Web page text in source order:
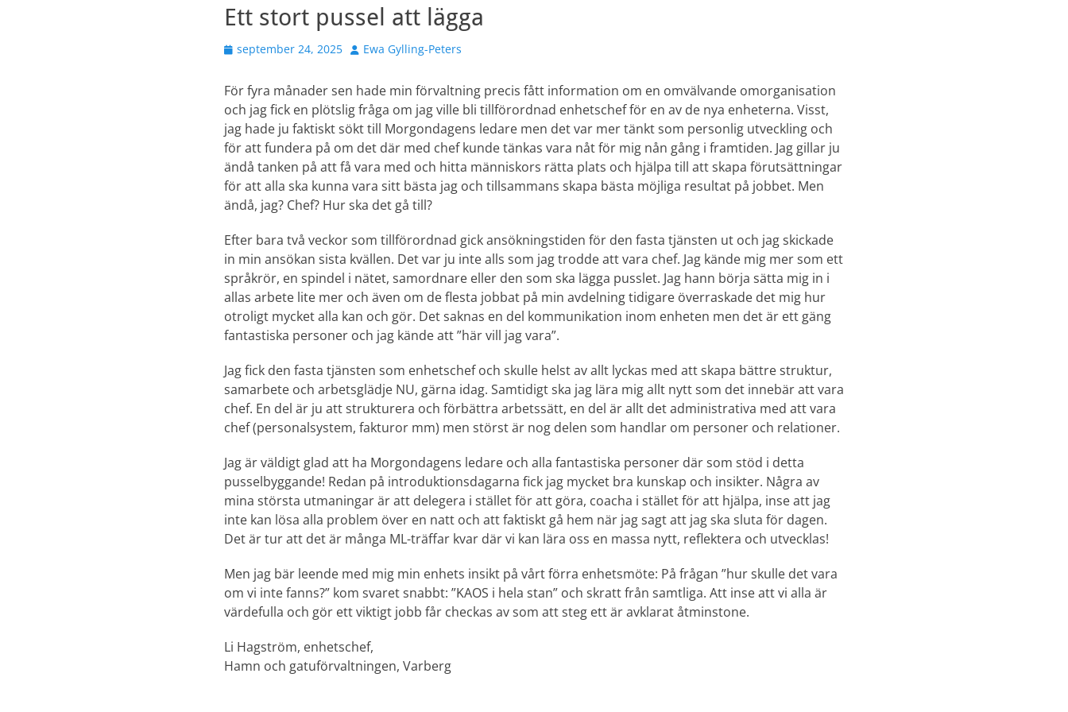
Ett stort pussel att lägga
Publicerad
september 24, 2025 Författare
Ewa Gylling-Peters
För fyra månader sen hade min förvaltning precis fått information om en omvälvande omorganisation
och jag fick en plötslig fråga om jag ville bli tillförordnad enhetschef för en av de nya enheterna. Visst,
jag hade ju faktiskt sökt till Morgondagens ledare men det var mer tänkt som personlig utveckling och
för att fundera på om det där med chef kunde tänkas vara nåt för mig nån gång i framtiden. Jag gillar ju
ändå tanken på att få vara med och hitta människors rätta plats och hjälpa till att skapa förutsättningar
för att alla ska kunna vara sitt bästa jag och tillsammans skapa bästa möjliga resultat på jobbet. Men
ändå, jag? Chef? Hur ska det gå till?
Efter bara två veckor som tillförordnad gick ansökningstiden för den fasta tjänsten ut och jag skickade
in min ansökan sista kvällen. Det var ju inte alls som jag trodde att vara chef. Jag kände mig mer som ett
språkrör, en spindel i nätet, samordnare eller den som ska lägga pusslet. Jag hann börja sätta mig in i
allas arbete lite mer och även om de flesta jobbat på min avdelning tidigare överraskade det mig hur
otroligt mycket alla kan och gör. Det saknas en del kommunikation inom enheten men det är ett gäng
fantastiska personer och jag kände att ”här vill jag vara”.
Jag fick den fasta tjänsten som enhetschef och skulle helst av allt lyckas med att skapa bättre struktur,
samarbete och arbetsglädje NU, gärna idag. Samtidigt ska jag lära mig allt nytt som det innebär att vara
chef. En del är ju att strukturera och förbättra arbetssätt, en del är allt det administrativa med att vara
chef (personalsystem, fakturor mm) men störst är nog delen som handlar om personer och relationer.
Jag är väldigt glad att ha Morgondagens ledare och alla fantastiska personer där som stöd i detta
pusselbyggande! Redan på introduktionsdagarna fick jag mycket bra kunskap och insikter. Några av
mina största utmaningar är att delegera i stället för att göra, coacha i stället för att hjälpa, inse att jag
inte kan lösa alla problem över en natt och att faktiskt gå hem när jag sagt att jag ska sluta för dagen.
Det är tur att det är många ML-träffar kvar där vi kan lära oss en massa nytt, reflektera och utvecklas!
Men jag bär leende med mig min enhets insikt på vårt förra enhetsmöte: På frågan ”hur skulle det vara
om vi inte fanns?” kom svaret snabbt: ”KAOS i hela stan” och skratt från samtliga. Att inse att vi alla är
värdefulla och gör ett viktigt jobb får checkas av som att steg ett är avklarat åtminstone.
Li Hagström, enhetschef,
Hamn och gatuförvaltningen, Varberg